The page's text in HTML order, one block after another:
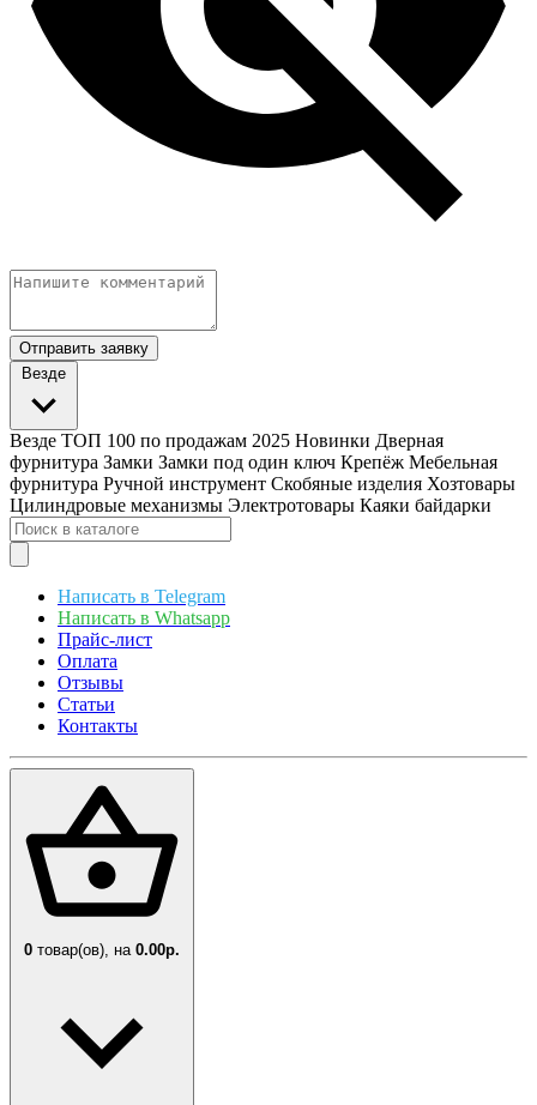
Отправить заявку
Везде
Везде ТОП 100 по продажам 2025 Новинки Дверная
фурнитура Замки Замки под один ключ Крепёж Мебельная
фурнитура Ручной инструмент Скобяные изделия Хозтовары
Цилиндровые механизмы Электротовары Каяки байдарки
Написать в Telegram
Написать в Whatsapp
Прайс-лист
Оплата
Отзывы
Статьи
Контакты
0 товар(ов), на 0.00р.